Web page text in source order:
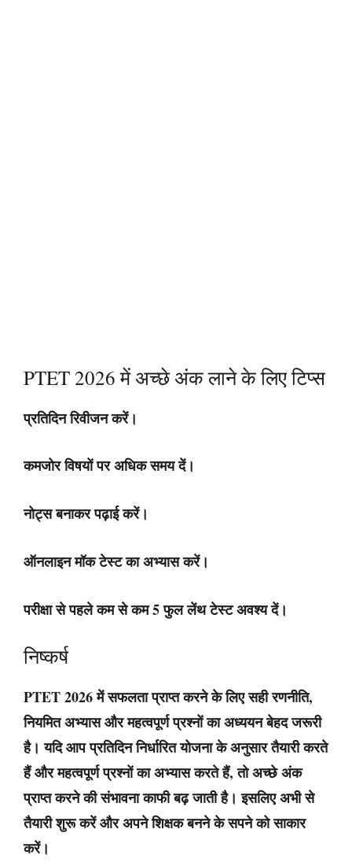
PTET 2026 में अच्छे अंक लाने के लिए टिप्स
प्रतिदिन रिवीजन करें।
कमजोर विषयों पर अधिक समय दें।
नोट्स बनाकर पढ़ाई करें।
ऑनलाइन मॉक टेस्ट का अभ्यास करें।
परीक्षा से पहले कम से कम 5 फुल लेंथ टेस्ट अवश्य दें।
निष्कर्ष
PTET 2026 में सफलता प्राप्त करने के लिए सही रणनीति,
नियमित अभ्यास और महत्वपूर्ण प्रश्नों का अध्ययन बेहद जरूरी
है। यदि आप प्रतिदिन निर्धारित योजना के अनुसार तैयारी करते
हैं और महत्वपूर्ण प्रश्नों का अभ्यास करते हैं, तो अच्छे अंक
प्राप्त करने की संभावना काफी बढ़ जाती है। इसलिए अभी से
तैयारी शुरू करें और अपने शिक्षक बनने के सपने को साकार
करें।